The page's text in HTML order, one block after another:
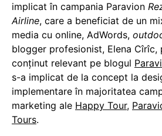
implicat în campania Paravion
Airline, care a beneficiat de un
media cu online, AdWords,
blogger profesionist, Elena Cîrîc,
conținut relevant pe blogul
s-a implicat de la concept la
implementare în majoritatea
marketing ale Happy Tour,
Tours.